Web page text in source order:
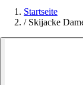
Startseite
/ Skijacke